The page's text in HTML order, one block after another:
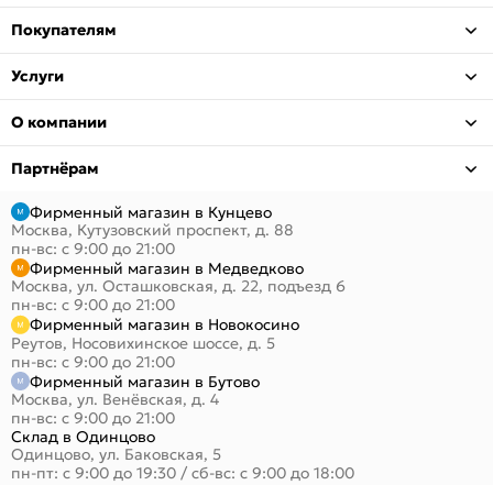
Покупателям
Услуги
О компании
Партнёрам
Фирменный магазин в Кунцево
Москва, Кутузовский проспект, д. 88
пн-вс: с 9:00 до 21:00
Фирменный магазин в Медведково
Москва, ул. Осташковская, д. 22, подъезд 6
пн-вс: с 9:00 до 21:00
Фирменный магазин в Новокосино
Реутов, Носовихинское шоссе, д. 5
пн-вс: с 9:00 до 21:00
Фирменный магазин в Бутово
Москва, ул. Венёвская, д. 4
пн-вс: с 9:00 до 21:00
Склад в Одинцово
Одинцово, ул. Баковская, 5
пн-пт: с 9:00 до 19:30 / сб-вс: с 9:00 до 18:00